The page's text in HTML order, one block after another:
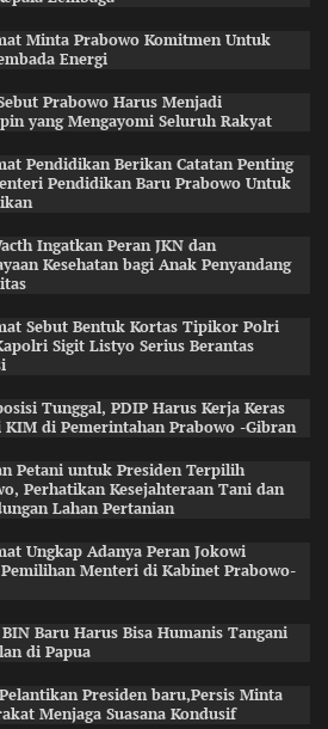
Minta Prabowo Komitmen Untuk
Energi
Prabowo Harus Menjadi
yang Mengayomi Seluruh Rakyat
Pendidikan Berikan Catatan Penting
Pendidikan Baru Prabowo Untuk
Ingatkan Peran JKN dan
Kesehatan bagi Anak Penyandang
Sebut Bentuk Kortas Tipikor Polri
Sigit Listyo Serius Berantas
Tunggal, PDIP Harus Kerja Keras
KIM di Pemerintahan Prabowo -Gibran
Petani untuk Presiden Terpilih
Perhatikan Kesejahteraan Tani dan
Lahan Pertanian
Ungkap Adanya Peran Jokowi
Menteri di Kabinet Prabowo-
Baru Harus Bisa Humanis Tangani
di Papua
Presiden baru,Persis Minta
Menjaga Suasana Kondusif